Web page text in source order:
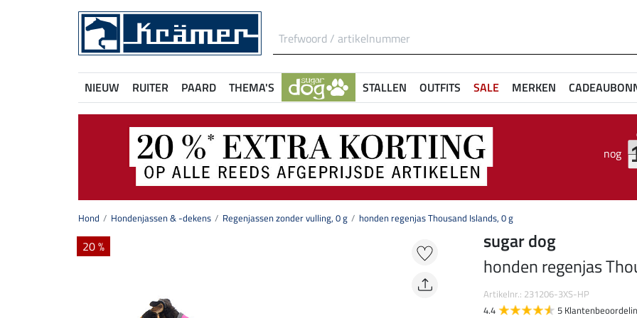
NIEUW RUITER PAARD THEMA'S STALLEN OUTFITS SALE MERKEN
nog
Hond Hondenjassen & -dekens Regenjassen zonder vulling, 0 g honden regenjas Thousand Islands, 0 g
20 %
sugar dog
honden regenjas
Artikelnr.: 231206-3XS-HP
4.4
5